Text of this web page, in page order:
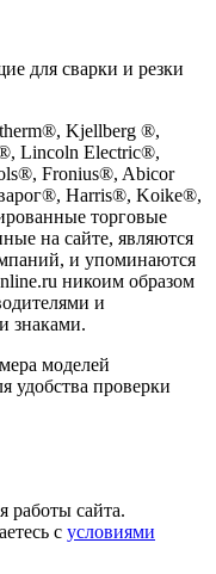
для сварки и резки
Kjellberg ®,
Lincoln Electric®,
Fronius®, Abicor
Harris®, Koike®,
торговые
на сайте, являются
и упоминаются
никоим образом
и
знаками.
моделей
удобства проверки
работы сайта.
с условиями